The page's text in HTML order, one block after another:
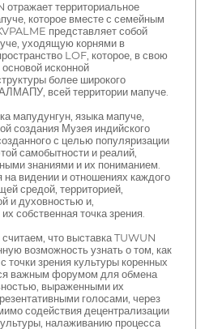
отражает территориальное
которое вместе с семейным
представляет собой
уходящую корнями в
LOF, которое, в свою
исконной
более широкого
всей территории мапуче.
мапудунгун, языка мапуче,
создания Музея индийского
с целью популяризации
самобытности и реалий,
знаниями и их пониманием.
видении и отношениях каждого
средой, территорией,
и духовностью и,
собственная точка зрения.
что выставка TUWUN
возможность узнать о том, как
точки зрения культуры коренных
важным форумом для обмена
выраженными их
голосами, через
содействия децентрализации
налаживанию процесса